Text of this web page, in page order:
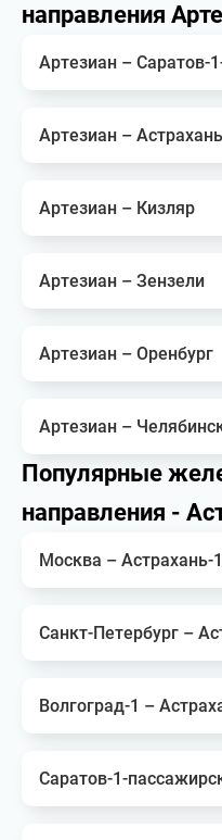
направления
Артезиан – Саратов-
Артезиан –
Артезиан – Кизляр
Артезиан – Зензели
Артезиан – Оренбург
Артезиан –
Популярные
направления -
Москва – Астрахань-1
Санкт-Петербург –
Волгоград-1 –
Саратов-1-